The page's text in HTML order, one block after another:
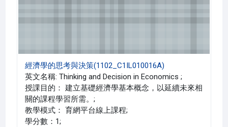
經濟學的思考與決策(1102_C1IL010016A)
英文名稱: Thinking and Decision in Economics ;
授課目的： 建立基礎經濟學基本概念，以延續未來相
關的課程學習所需。;
教學模式： 育網平台線上課程;
學分數：1;